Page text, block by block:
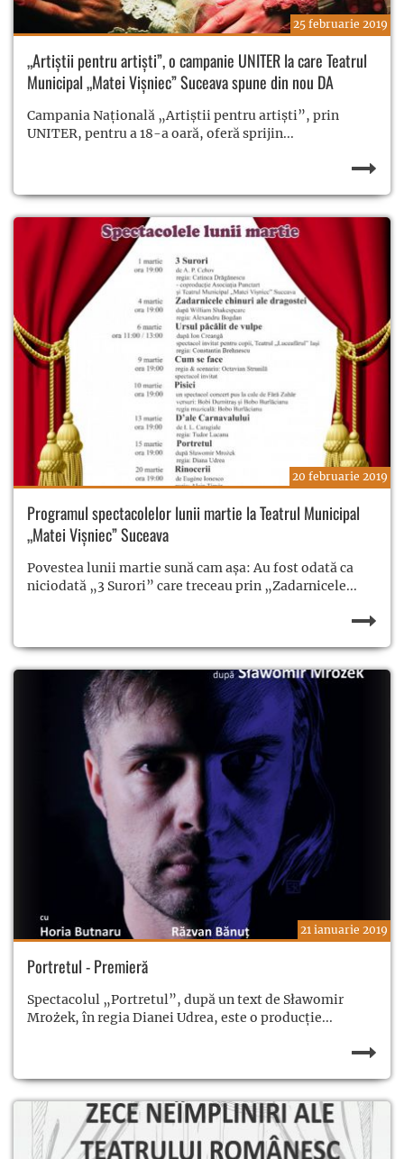
25 februarie 2019
„Artiștii pentru artiști”, o campanie UNITER la care Teatrul
Municipal „Matei Vișniec” Suceava spune din nou DA
Campania Naţională „Artiştii pentru artişti”, prin
UNITER, pentru a 18-a oară, oferă sprijin...
20 februarie 2019
Programul spectacolelor lunii martie la Teatrul Municipal
„Matei Vișniec” Suceava
Povestea lunii martie sună cam așa: Au fost odată ca
niciodată „3 Surori” care treceau prin „Zadarnicele...
21 ianuarie 2019
Portretul - Premieră
Spectacolul „Portretul”, după un text de Sławomir
Mrożek, în regia Dianei Udrea, este o producție...